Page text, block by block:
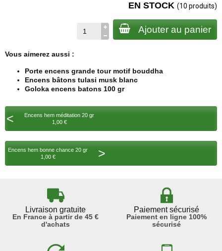
EN STOCK (10 produits)
Ajouter au panier
Vous aimerez aussi :
Porte encens grande tour motif bouddha
Encens bâtons tulasi musk blanc
Goloka encens batons 100 gr
<
Encens hem méditation 20 gr
1,00 €
Encens hem bonne chance 20 gr
1,00 €
>
Livraison gratuite
En France à partir de 45 €
d'achats
Paiement sécurisé
Paiement en ligne 100%
sécurisé